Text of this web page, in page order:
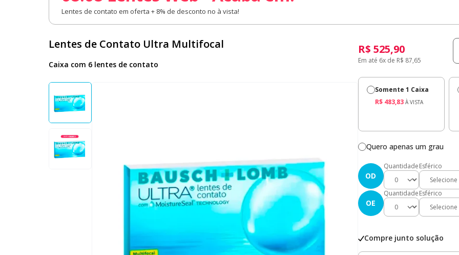
Lentes de contato em oferta + 8% de desconto no à vista!
Lentes de Contato Ultra Multifocal
Caixa com 6 lentes de contato
R$ 525,90
Em até 6x de R$ 87,65
Somente 1 Caixa
R$ 483,83 À VISTA
Quero apenas um grau
OD
QuantidadeEsférico
OE
QuantidadeEsférico
Compre junto solução